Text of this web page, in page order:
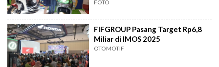
FOTO
FIFGROUP Pasang Target Rp6,8
Miliar di IMOS 2025
OTOMOTIF